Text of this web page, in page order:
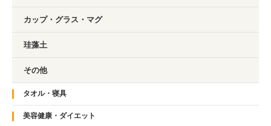
カップ・グラス・マグ
珪藻土
その他
タオル・寝具
美容健康・ダイエット